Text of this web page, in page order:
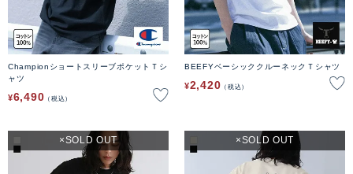
ChampionショートスリーブポケットＴシ
ャツ
¥6,490 税込
BEEFYベーシッククルーネックＴシャツ
¥2,420 税込
SOLD OUT SOLD OUT